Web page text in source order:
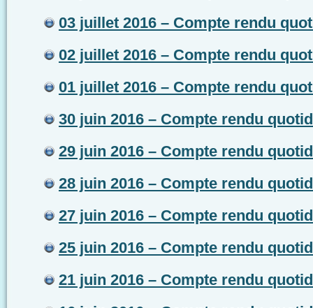
03 juillet 2016 – Compte rendu
02 juillet 2016 – Compte rendu
01 juillet 2016 – Compte rendu
30 juin 2016 – Compte rendu
29 juin 2016 – Compte rendu
28 juin 2016 – Compte rendu
27 juin 2016 – Compte rendu
25 juin 2016 – Compte rendu
21 juin 2016 – Compte rendu